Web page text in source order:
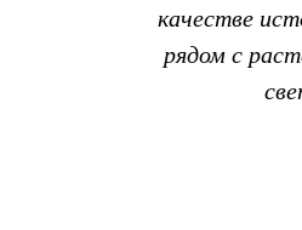
качестве
рядом с